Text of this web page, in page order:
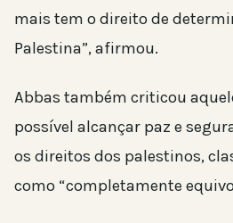
mais tem o direito de
Palestina”, afirmou.
Abbas também criticou
possível alcançar paz e
os direitos dos palestinos,
como “completamente